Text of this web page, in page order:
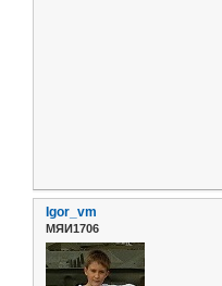
Igor_vm
МЯИ1706